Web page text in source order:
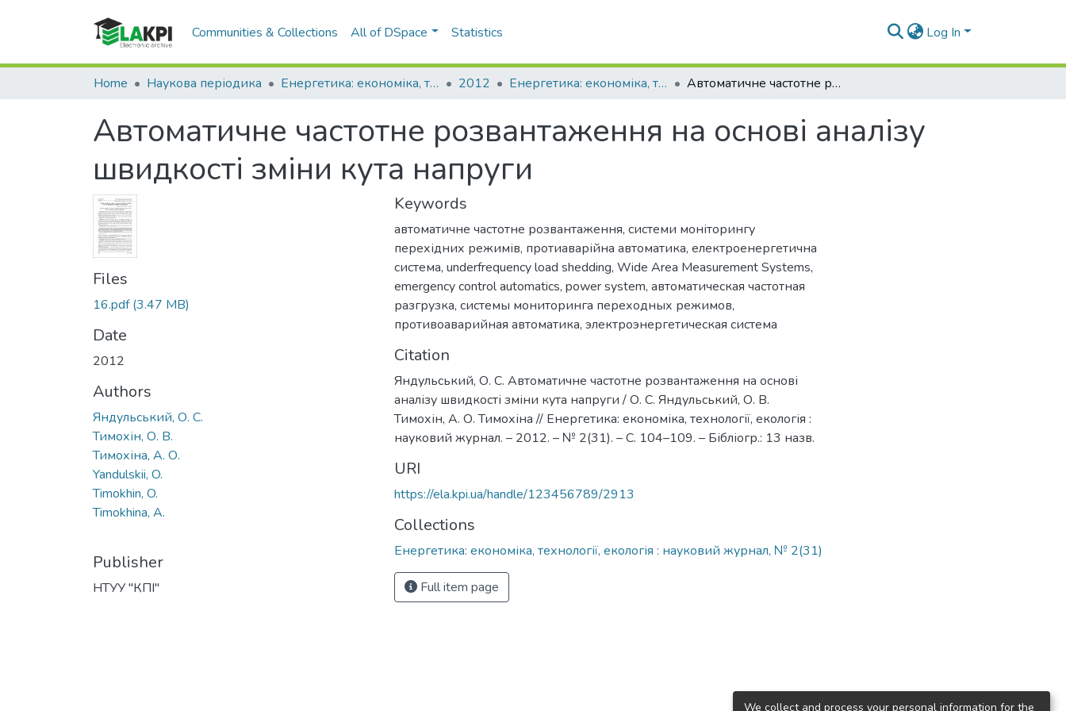
Communities & Collections All of DSpace Statistics Log In
Home Наукова періодика Енергетика: економіка, технології, екологія 2012 Енергетика: економіка, технології, екологія : науковий журнал, № 2(31) Автоматичне частотне розвантаження на основі аналізу швидкості зміни кута напруги
Автоматичне частотне розвантаження на основі аналізу
швидкості зміни кута напруги
Files
16.pdf(3.47 MB)
Date
2012
Authors
Яндульський, О. С.
Тимохін, О. В.
Тимохіна, А. О.
Yandulskii, O.
Timokhin, O.
Timokhina, A.
Publisher
НТУУ "КПІ"
Keywords
автоматичне частотне розвантаження, системи моніторингу
перехідних режимів, протиаварійна автоматика, електроенергетична
система, underfrequency load shedding, Wide Area Measurement Systems,
emergency control automatics, power system, автоматическая частотная
разгрузка, системы мониторинга переходных режимов,
противоаварийная автоматика, электроэнергетическая система
Citation
Яндульський, О. С. Автоматичне частотне розвантаження на основі
аналізу швидкості зміни кута напруги / О. С. Яндульський, О. В.
Тимохін, А. О. Тимохіна // Енергетика: економіка, технології, екологія :
науковий журнал. – 2012. – № 2(31). – С. 104–109. – Бібліогр.: 13 назв.
URI
https://ela.kpi.ua/handle/123456789/2913
Collections
Енергетика: економіка, технології, екологія : науковий журнал, № 2(31)
Full item page
We collect and process your personal information for the